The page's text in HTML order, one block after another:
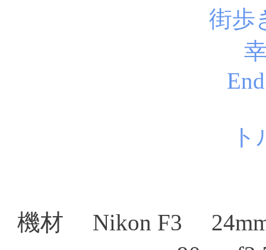
街歩
機材 Nikon F3